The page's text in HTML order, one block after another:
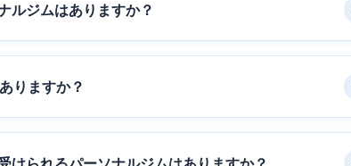
ルジムはありますか？
りますか？